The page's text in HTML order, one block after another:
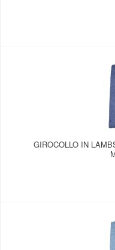
GIROCOLLO IN